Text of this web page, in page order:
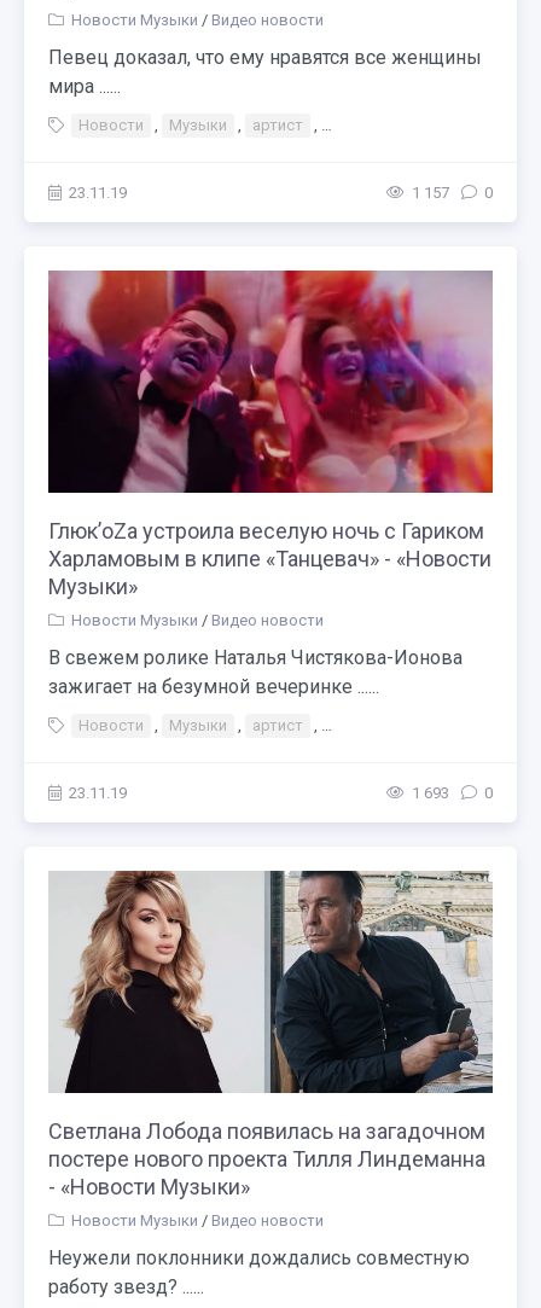
Новости Музыки / Видео новости
Певец доказал, что ему нравятся все женщины
мира ......
Новости , Музыки , артист , Сергей Лазарев снял клип
23.11.19 1 157 0
Глюк’oZa устроила веселую ночь с Гариком
Харламовым в клипе «Танцевач» - «Новости
Музыки»
Новости Музыки / Видео новости
В свежем ролике Наталья Чистякова-Ионова
зажигает на безумной вечеринке ......
Новости , Музыки , артист , Глюк’oZa устроила
23.11.19 1 693 0
Светлана Лобода появилась на загадочном
постере нового проекта Тилля Линдеманна
- «Новости Музыки»
Новости Музыки / Видео новости
Неужели поклонники дождались совместную
работу звезд? ......